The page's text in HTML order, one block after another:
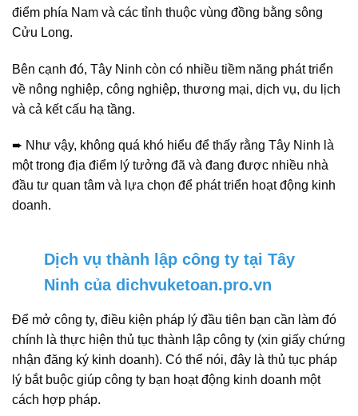
điểm phía Nam và các tỉnh thuộc vùng đồng bằng sông
Cửu Long.
Bên cạnh đó, Tây Ninh còn có nhiều tiềm năng phát triển
về nông nghiệp, công nghiệp, thương mại, dịch vụ, du lịch
và cả kết cấu hạ tầng.
➨ Như vậy, không quá khó hiểu để thấy rằng Tây Ninh là
một trong địa điểm lý tưởng đã và đang được nhiều nhà
đầu tư quan tâm và lựa chọn để phát triển hoạt động kinh
doanh.
Dịch vụ thành lập công ty tại Tây
Ninh của dichvuketoan.pro.vn
Để mở công ty, điều kiện pháp lý đầu tiên bạn cần làm đó
chính là thực hiện thủ tục thành lập công ty (xin giấy chứng
nhận đăng ký kinh doanh). Có thể nói, đây là thủ tục pháp
lý bắt buộc giúp công ty bạn hoạt động kinh doanh một
cách hợp pháp.